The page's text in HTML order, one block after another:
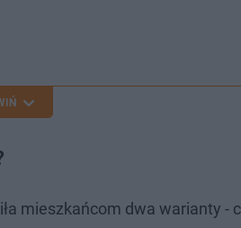
mieszkańcom dwa warianty -